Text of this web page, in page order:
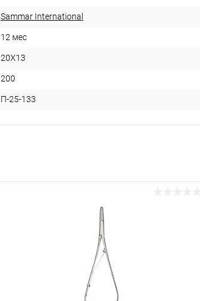
Sammar International
12 мес
20Х13
200
П-25-133